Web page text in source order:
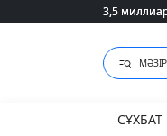
3,5
3,5
МӘЗІР
СҰХБАТ